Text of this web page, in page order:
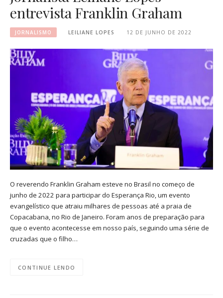
entrevista Franklin Graham
JORNALISMO LEILIANE LOPES 12 DE JUNHO DE 2022
O reverendo Franklin Graham esteve no Brasil no começo de
junho de 2022 para participar do Esperança Rio, um evento
evangelístico que atraiu milhares de pessoas até a praia de
Copacabana, no Rio de Janeiro. Foram anos de preparação para
que o evento acontecesse em nosso país, seguindo uma série de
cruzadas que o filho…
CONTINUE LENDO